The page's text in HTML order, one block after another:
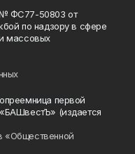
№ ФС77-50803 от
по надзору в сфере
массовых
первой
(издается
«Общественной